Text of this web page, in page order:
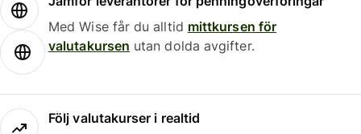
Med Wise får du alltid mittkursen för
valutakursen utan dolda avgifter.
Följ valutakurser i realtid